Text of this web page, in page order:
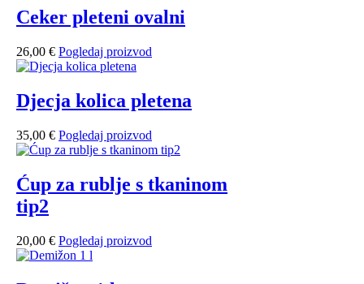
Ceker pleteni ovalni
26,00 € Pogledaj proizvod
Djecja kolica pletena
35,00 € Pogledaj proizvod
Ćup za rublje s tkaninom
tip2
20,00 € Pogledaj proizvod